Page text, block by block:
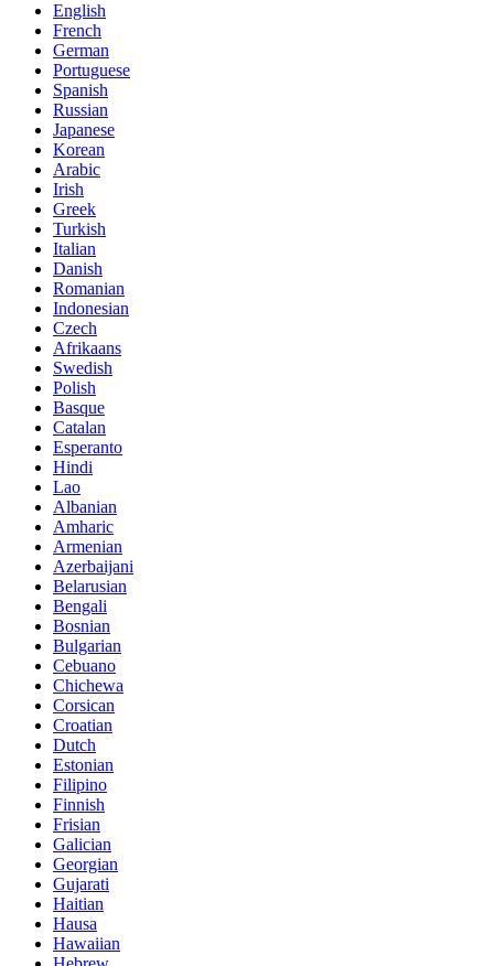
English
French
German
Portuguese
Spanish
Russian
Japanese
Korean
Arabic
Irish
Greek
Turkish
Italian
Danish
Romanian
Indonesian
Czech
Afrikaans
Swedish
Polish
Basque
Catalan
Esperanto
Hindi
Lao
Albanian
Amharic
Armenian
Azerbaijani
Belarusian
Bengali
Bosnian
Bulgarian
Cebuano
Chichewa
Corsican
Croatian
Dutch
Estonian
Filipino
Finnish
Frisian
Galician
Georgian
Gujarati
Haitian
Hausa
Hawaiian